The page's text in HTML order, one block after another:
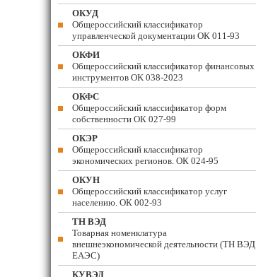
ОКУД
Общероссийский классификатор
управленческой документации ОК 011-93
ОКФИ
Общероссийский классификатор финансовых
инструментов OK 038-2023
ОКФС
Общероссийский классификатор форм
собственности ОК 027-99
ОКЭР
Общероссийский классификатор
экономических регионов. ОК 024-95
ОКУН
Общероссийский классификатор услуг
населению. ОК 002-93
ТН ВЭД
Товарная номенклатура
внешнеэкономической деятельности (ТН ВЭД
ЕАЭС)
КУВЭД